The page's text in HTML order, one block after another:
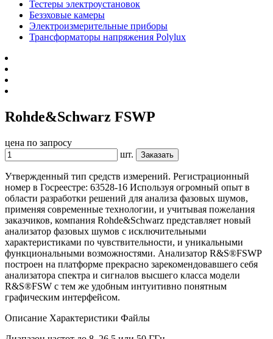
Тестеры электроустановок
Безэховые камеры
Электроизмерительные приборы
Трансформаторы напряжения Polylux
Rohde&Schwarz FSWP
цена по запросу
шт.
Заказать
Утвержденный тип средств измерений. Регистрационный
номер в Госреестре: 63528-16 Используя огромный опыт в
области разработки решений для анализа фазовых шумов,
применяя современные технологии, и учитывая пожелания
заказчиков, компания Rohde&Schwarz представляет новый
анализатор фазовых шумов с исключительными
характеристиками по чувствительности, и уникальными
функциональными возможностями. Анализатор R&S®FSWP
построен на платформе прекрасно зарекомендовавшего себя
анализатора спектра и сигналов высшего класса модели
R&S®FSW с тем же удобным интуитивно понятным
графическим интерфейсом.
Описание Характеристики Файлы